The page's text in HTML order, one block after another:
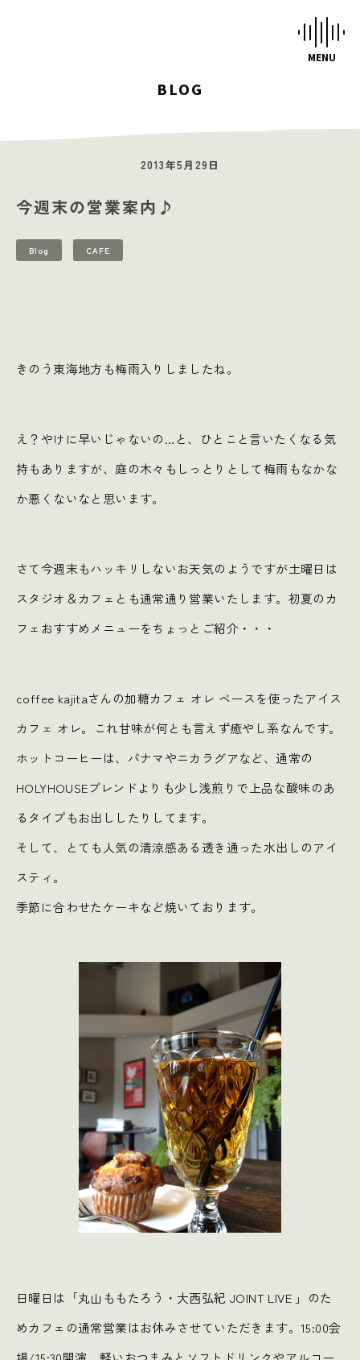
STUDIOS
MUSIC SCHOOL
CAFE-STUDIO
BLOG
2013年5月29日
今週末の営業案内♪
Blog CAFE
きのう東海地方も梅雨入りしましたね。
え？やけに早いじゃないの…と、ひとこと言いたくなる気
持もありますが、庭の木々もしっとりとして梅雨もなかな
か悪くないなと思います。
さて今週末もハッキリしないお天気のようですが土曜日は
スタジオ＆カフェとも通常通り営業いたします。初夏のカ
フェおすすめメニューをちょっとご紹介・・・
coffee kajitaさんの加糖カフェ オレ ベースを使ったアイス
カフェ オレ。これ甘味が何とも言えず癒やし系なんです。
ホットコーヒーは、パナマやニカラグアなど、通常の
HOLYHOUSEブレンドよりも少し浅煎りで上品な酸味のあ
るタイプもお出ししたりしてます。
そして、とても人気の清涼感ある透き通った水出しのアイ
スティ。
季節に合わせたケーキなど焼いております。
日曜日は「丸山ももたろう・大西弘紀 JOINT LIVE 」のた
めカフェの通常営業はお休みさせていただきます。15:00会